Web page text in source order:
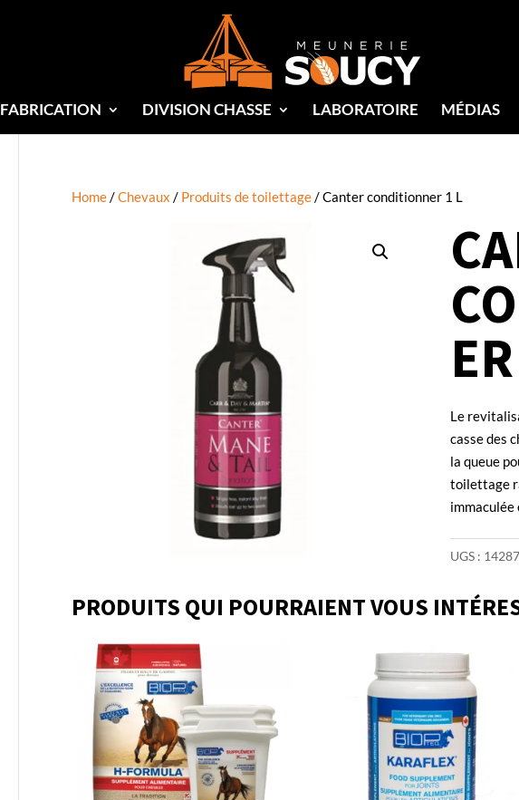
FABRICATION DIVISION CHASSE LABORATOIRE MÉDIAS
Home/Chevaux / Produits de toilettage/ Canter conditionner 1 L
Le
casse des
la queue
toilettage
immaculée
UGS : 14287
PRODUITS QUI POURRAIENT VOUS